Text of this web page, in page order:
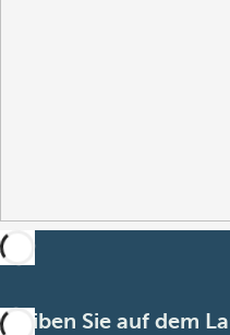
Bleiben Sie auf dem